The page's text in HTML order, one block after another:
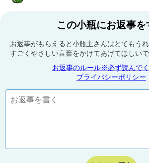
この小瓶にお返事を
お返事がもらえると小瓶主さんはとてもう
すごくやさしい言葉をかけてあげてほしい
お返事のルール※必ず読んで
プライバシーポリシー